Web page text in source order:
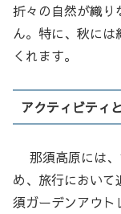
折々の自然が織り
ん。特に、秋に
くれます。
アクティビティ
那須高原には、
め、旅行におい
須ガーデンアウト